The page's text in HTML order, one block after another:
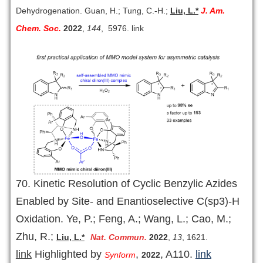
Dehydrogenation. Guan, H.; Tung, C.-H.; Liu, L.* J. Am.
Chem. Soc. 2022, 144, 5976. link
70. Kinetic Resolution of Cyclic Benzylic Azides
Enabled by Site- and Enantioselective C(sp3)-H
Oxidation. Ye, P.; Feng, A.; Wang, L.; Cao, M.;
Zhu, R.; Liu, L.* Nat. Commun. 2022, 13, 1621.
linkHighlighted by Synform, 2022, A110. link